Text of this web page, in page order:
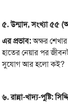
৫.উন্মাদ,সংখ্যা৫৫ (
এরপ্রভাব:অক্ষর
হাতের নেয়ার পর
সুযোগ আর হলো কই?
৬.রান্না-খাদ্য-পুষ্টি: